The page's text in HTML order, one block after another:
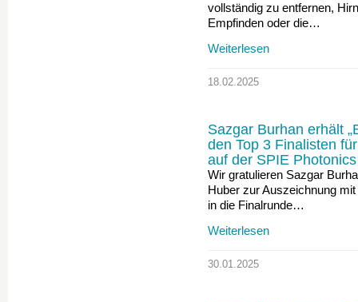
vollständig zu entfernen,
Empfinden oder die…
Weiterlesen
18.02.2025
Sazgar Burhan erhält
den Top 3 Finalisten
auf der SPIE
Wir gratulieren Sazgar
Huber zur Auszeichnung
in die Finalrunde…
Weiterlesen
30.01.2025